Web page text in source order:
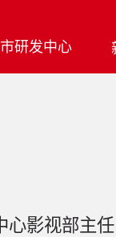
研发中心
心影视部主任